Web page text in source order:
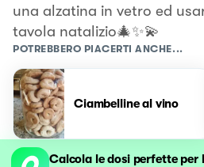
una alzatina in vetro ed
tavola natalizio🎄✨💫
POTREBBERO PIACERTI ANCHE...
Ciambelline al vino
Calcola le dosi perfette per